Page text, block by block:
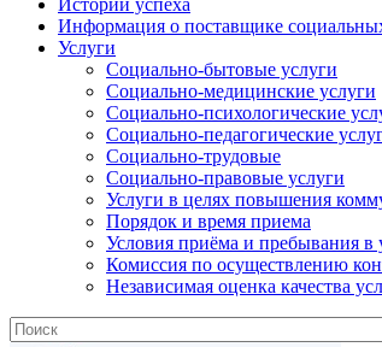
Истории успеха
Информация о поставщике
Услуги
Социально-бытовые услуги
Социально-медицинские услуги
Социально-психологические
Социально-педагогические
Социально-трудовые
Социально-правовые услуги
Услуги в целях повышения
Порядок и время приема
Условия приёма и пребывания в
Комиссия по осуществлению
Независимая оценка качества